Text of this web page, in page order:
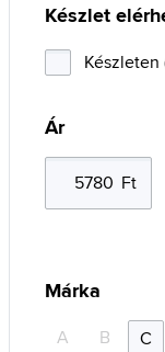
Készlet
Készleten
Ár
Márka
A B C